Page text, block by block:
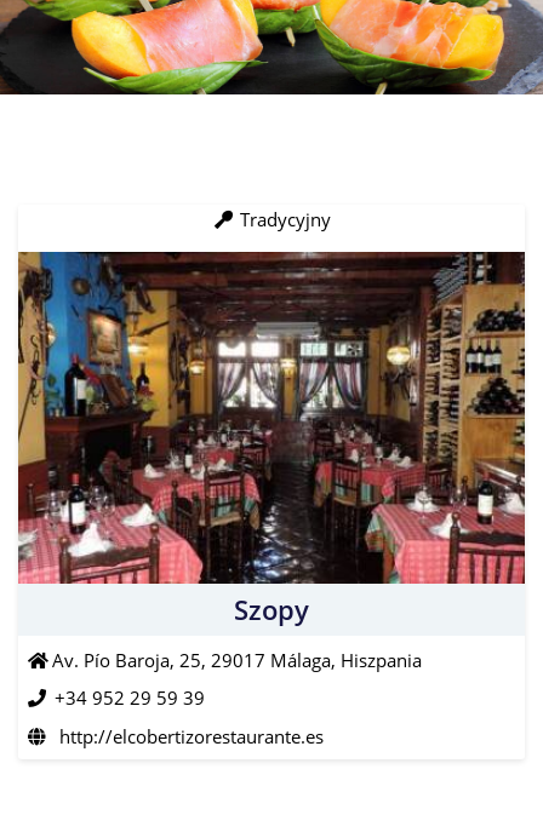
Tradycyjny
Szopy
Av. Pío Baroja, 25, 29017 Málaga, Hiszpania
+34 952 29 59 39
http://elcobertizorestaurante.es